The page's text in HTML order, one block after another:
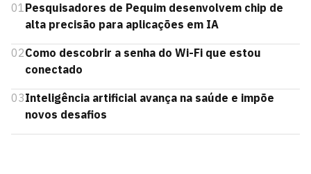
01Pesquisadores de Pequim desenvolvem chip de
alta precisão para aplicações em IA
02Como descobrir a senha do Wi-Fi que estou
conectado
03Inteligência artificial avança na saúde e impõe
novos desafios